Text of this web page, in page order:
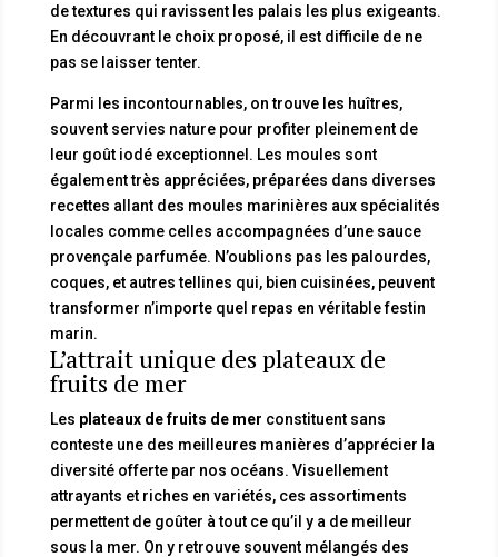
de textures qui ravissent les palais les plus exigeants.
En découvrant le choix proposé, il est difficile de ne
pas se laisser tenter.
Parmi les incontournables, on trouve les huîtres,
souvent servies nature pour profiter pleinement de
leur goût iodé exceptionnel. Les moules sont
également très appréciées, préparées dans diverses
recettes allant des moules marinières aux spécialités
locales comme celles accompagnées d’une sauce
provençale parfumée. N’oublions pas les palourdes,
coques, et autres tellines qui, bien cuisinées, peuvent
transformer n’importe quel repas en véritable festin
marin.
L’attrait unique des plateaux de
fruits de mer
Les plateaux de fruits de mer constituent sans
conteste une des meilleures manières d’apprécier la
diversité offerte par nos océans. Visuellement
attrayants et riches en variétés, ces assortiments
permettent de goûter à tout ce qu’il y a de meilleur
sous la mer. On y retrouve souvent mélangés des